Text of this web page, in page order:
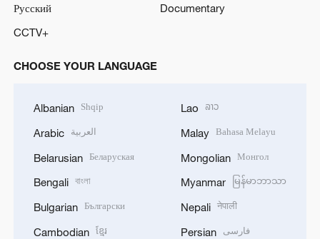
Русский
Documentary
CCTV+
CHOOSE YOUR LANGUAGE
Albanian Shqip
Arabic العربية
Belarusian Беларуская
Bengali বাংলা
Bulgarian Български
Cambodian ខ្មែរ
Lao ລາວ
Malay Bahasa Melayu
Mongolian Монгол
Myanmar မြန်မာဘာသာ
Nepali नेपाली
Persian فارسی